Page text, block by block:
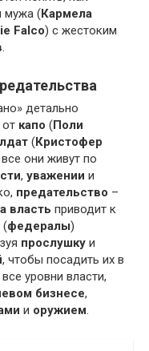
мужа (Кармела
Falco) с жестоким
.
детально
от капо (Поли
(Кристофер
они живут по
, уважении и
предательство –
власть приводит к
(федералы)
прослушку и
, чтобы посадить их в
уровни власти,
бизнесе,
и оружием.